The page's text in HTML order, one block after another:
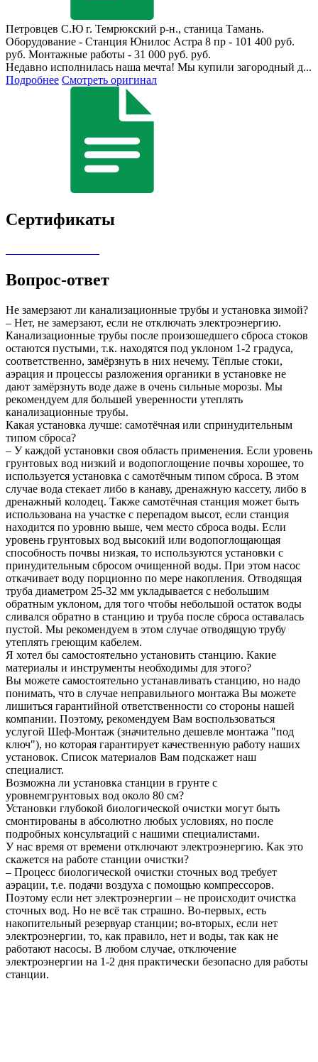
Петровцев С.Ю г. Темрюкский р-н., станица Тамань.
Оборудование - Станция Юнилос Астра 8 пр - 101 400 руб.
руб. Монтажные работы - 31 000 руб. руб.
Недавно исполнилась наша мечта! Мы купили загородный д...
Подробнее Смотреть оригинал
Сертификаты
Вопрос-ответ
Не замерзают ли канализационные трубы и установка зимой?
– Нет, не замерзают, если не отключать электроэнергию.
Канализационные трубы после произошедшего сброса стоков
остаются пустыми, т.к. находятся под уклоном 1-2 градуса,
соответственно, замёрзнуть в них нечему. Тёплые стоки,
аэрация и процессы разложения органики в установке не
дают замёрзнуть воде даже в очень сильные морозы. Мы
рекомендуем для большей уверенности утеплять
канализационные трубы.
Какая установка лучше: самотёчная или спринудительным
типом сброса?
– У каждой установки своя область применения. Если уровень
грунтовых вод низкий и водопоглощение почвы хорошее, то
используется установка с самотёчным типом сброса. В этом
случае вода стекает либо в канаву, дренажную кассету, либо в
дренажный колодец. Также самотёчная станция может быть
использована на участке с перепадом высот, если станция
находится по уровню выше, чем место сброса воды. Если
уровень грунтовых вод высокий или водопоглощающая
способность почвы низкая, то используются установки с
принудительным сбросом очищенной воды. При этом насос
откачивает воду порционно по мере накопления. Отводящая
труба диаметром 25-32 мм укладывается с небольшим
обратным уклоном, для того чтобы небольшой остаток воды
сливался обратно в станцию и труба после сброса оставалась
пустой. Мы рекомендуем в этом случае отводящую трубу
утеплять греющим кабелем.
Я хотел бы самостоятельно установить станцию. Какие
материалы и инструменты необходимы для этого?
Вы можете самостоятельно устанавливать станцию, но надо
понимать, что в случае неправильного монтажа Вы можете
лишиться гарантийной ответственности со стороны нашей
компании. Поэтому, рекомендуем Вам воспользоваться
услугой Шеф-Монтаж (значительно дешевле монтажа "под
ключ"), но которая гарантирует качественную работу наших
установок. Список материалов Вам подскажет наш
специалист.
Возможна ли установка станции в грунте с
уровнемгрунтовых вод около 80 см?
Установки глубокой биологической очистки могут быть
смонтированы в абсолютно любых условиях, но после
подробных консультаций с нашими специалистами.
У нас время от времени отключают электроэнергию. Как это
скажется на работе станции очистки?
– Процесс биологической очистки сточных вод требует
аэрации, т.е. подачи воздуха с помощью компрессоров.
Поэтому если нет электроэнергии – не происходит очистка
сточных вод. Но не всё так страшно. Во-первых, есть
накопительный резервуар станции; во-вторых, если нет
электроэнергии, то, как правило, нет и воды, так как не
работают насосы. В любом случае, отключение
электроэнергии на 1-2 дня практически безопасно для работы
станции.